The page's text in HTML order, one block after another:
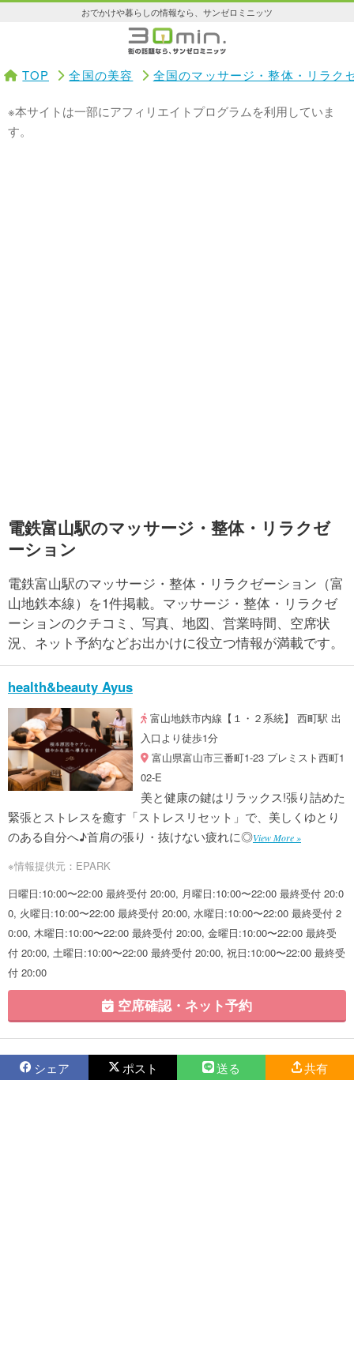
おでかけや暮らしの情報なら、サンゼロミニッツ
TOP 全国の美容 全国のマッサージ・整体・リラク
※本サイトは一部にアフィリエイトプログラムを利用していま
す。
電鉄富山駅のマッサージ・整体・リラクゼ
ーション
電鉄富山駅のマッサージ・整体・リラクゼーション（富
山地鉄本線）を1件掲載。マッサージ・整体・リラクゼ
ーションのクチコミ、写真、地図、営業時間、空席状
況、ネット予約などお出かけに役立つ情報が満載です。
health&beauty Ayus
富山地鉄市内線【１・２系統】 西町駅 出
入口より徒歩1分
富山県富山市三番町1-23 プレミスト西町1
02-E
美と健康の鍵はリラックス!張り詰めた
緊張とストレスを癒す「ストレスリセット」で、美しくゆとり
のある自分へ♪首肩の張り・抜けない疲れに◎View More »
※情報提供元：EPARK
日曜日:10:00〜22:00 最終受付 20:00, 月曜日:10:00〜22:00 最終受付 20:0
0, 火曜日:10:00〜22:00 最終受付 20:00, 水曜日:10:00〜22:00 最終受付 2
0:00, 木曜日:10:00〜22:00 最終受付 20:00, 金曜日:10:00〜22:00 最終受
付 20:00, 土曜日:10:00〜22:00 最終受付 20:00, 祝日:10:00〜22:00 最終受
付 20:00
空席確認・ネット予約
シェア ポスト 送る 共有